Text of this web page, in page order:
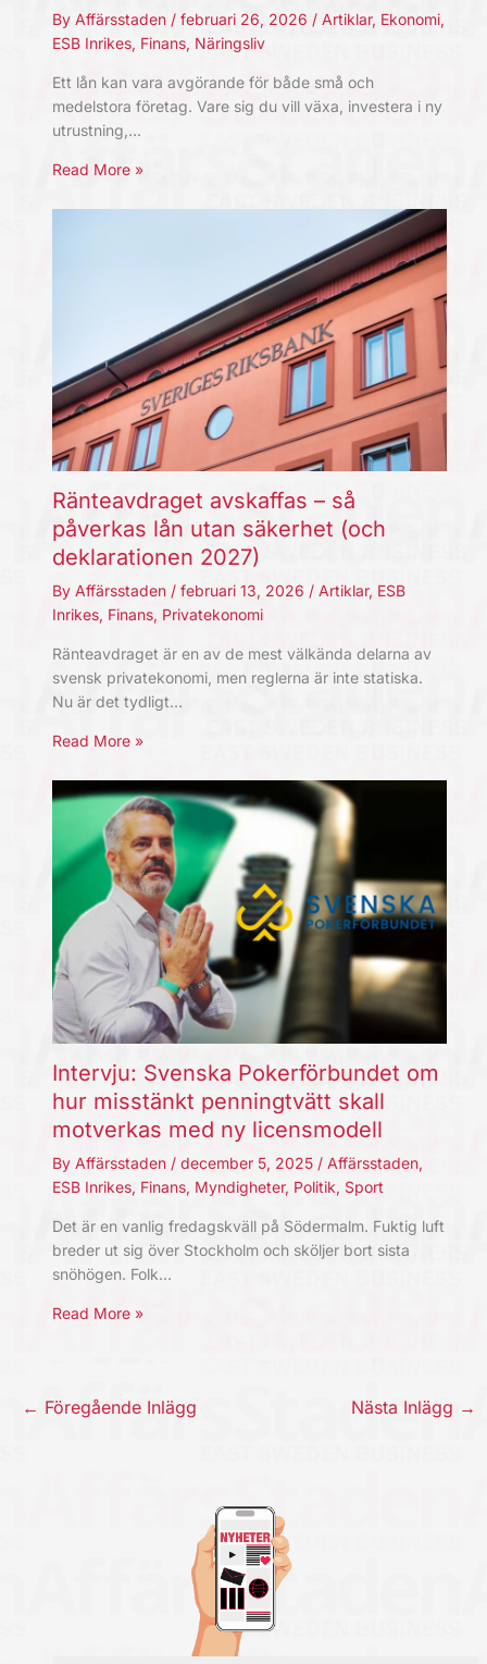
By Affärsstaden / februari 26, 2026 / Artiklar, Ekonomi,
ESB Inrikes, Finans, Näringsliv
Ett lån kan vara avgörande för både små och
medelstora företag. Vare sig du vill växa, investera i ny
utrustning,…
Read More »
Ränteavdraget avskaffas – så
påverkas lån utan säkerhet (och
deklarationen 2027)
By Affärsstaden / februari 13, 2026 / Artiklar, ESB
Inrikes, Finans, Privatekonomi
Ränteavdraget är en av de mest välkända delarna av
svensk privatekonomi, men reglerna är inte statiska.
Nu är det tydligt…
Read More »
Intervju: Svenska Pokerförbundet om
hur misstänkt penningtvätt skall
motverkas med ny licensmodell
By Affärsstaden / december 5, 2025 / Affärsstaden,
ESB Inrikes, Finans, Myndigheter, Politik, Sport
Det är en vanlig fredagskväll på Södermalm. Fuktig luft
breder ut sig över Stockholm och sköljer bort sista
snöhögen. Folk…
Read More »
← Föregående Inlägg Nästa Inlägg →